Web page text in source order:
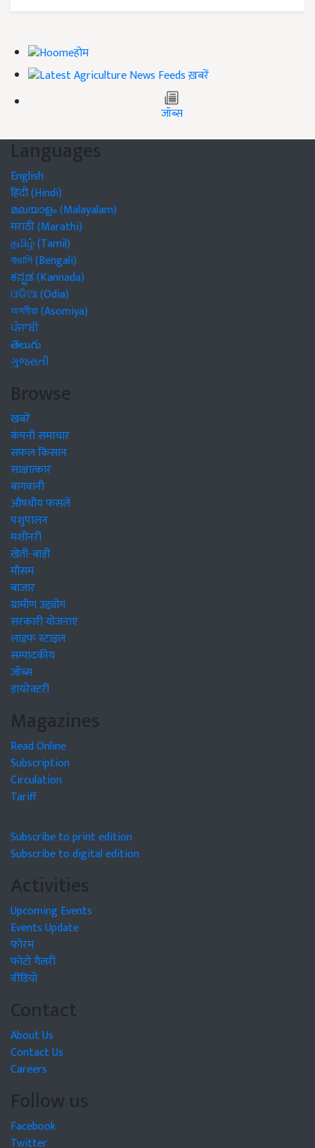
होम
ख़बरें
जॉब्स
Languages
English
हिंदी (Hindi)
മലയാളം (Malayalam)
मराठी (Marathi)
தமிழ் (Tamil)
বাঙালি (Bengali)
ಕನ್ನಡ (Kannada)
ଓଡିଆ (Odia)
অসমীয়া (Asomiya)
ਪੰਜਾਬੀ
తెలుగు
ગુજરાતી
Browse
खबरें
कंपनी समाचार
सफल किसान
साक्षात्कार
बागवानी
औषधीय फसलें
पशुपालन
मशीनरी
खेती-बाड़ी
मौसम
बाजार
ग्रामीण उद्द्योग
सरकारी योजनाएं
लाइफ स्टाइल
सम्पादकीय
जॉब्स
डायरेक्टरी
Magazines
Read Online
Subscription
Circulation
Tariff
Subscribe to print edition
Subscribe to digital edition
Activities
Upcoming Events
Events Update
फोरम
फोटो गैलरी
वीडियो
Contact
About Us
Contact Us
Careers
Follow us
Facebook
Twitter